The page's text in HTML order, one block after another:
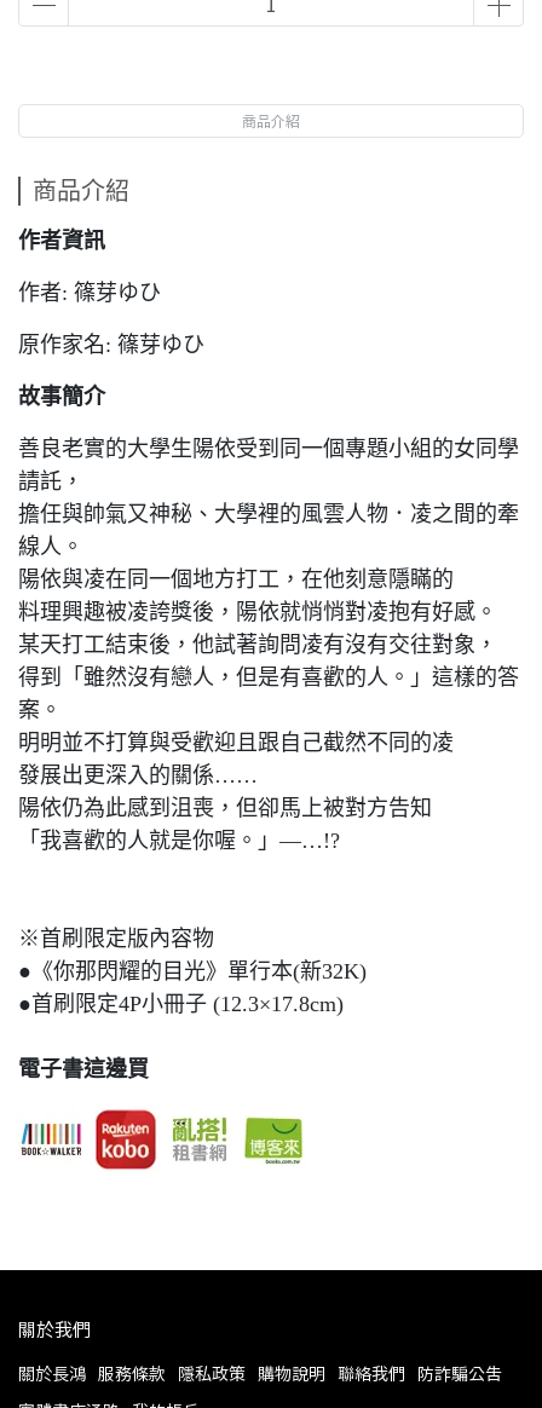
商品介紹
商品介紹
作者資訊
作者: 篠芽ゆひ
原作家名: 篠芽ゆひ
故事簡介
善良老實的大學生陽依受到同一個專題小組的女同學
請託，
擔任與帥氣又神秘、大學裡的風雲人物．凌之間的牽
線人。
陽依與凌在同一個地方打工，在他刻意隱瞞的
料理興趣被凌誇獎後，陽依就悄悄對凌抱有好感。
某天打工結束後，他試著詢問凌有沒有交往對象，
得到「雖然沒有戀人，但是有喜歡的人。」這樣的答
案。
明明並不打算與受歡迎且跟自己截然不同的凌
發展出更深入的關係……
陽依仍為此感到沮喪，但卻馬上被對方告知
「我喜歡的人就是你喔。」—…!?
※首刷限定版內容物
●《你那閃耀的目光》單行本(新32K)
●首刷限定4P小冊子 (12.3×17.8cm)
電子書這邊買
關於我們
關於長鴻 服務條款 隱私政策 購物說明 聯絡我們 防詐騙公告